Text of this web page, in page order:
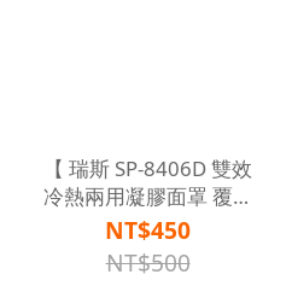
【 瑞斯 SP-8406D 雙效
冷熱兩用凝膠面罩 覆眼
型 眼部舒緩 】
NT$450
NT$500